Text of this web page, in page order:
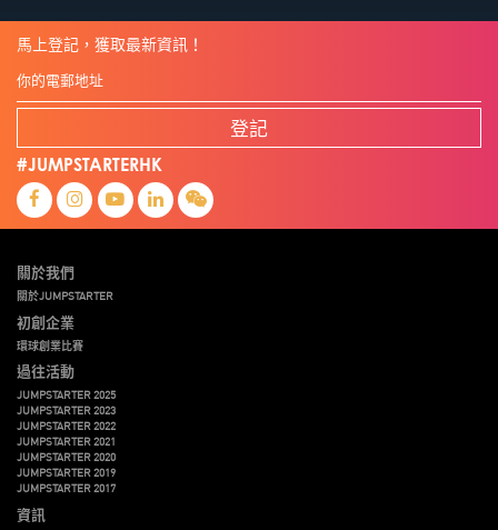
馬上登記，獲取最新資訊！
登記
#JUMPSTARTERHK
關於我們
關於JUMPSTARTER
初創企業
環球創業比賽
過往活動
JUMPSTARTER 2025
JUMPSTARTER 2023
JUMPSTARTER 2022
JUMPSTARTER 2021
JUMPSTARTER 2020
JUMPSTARTER 2019
JUMPSTARTER 2017
資訊